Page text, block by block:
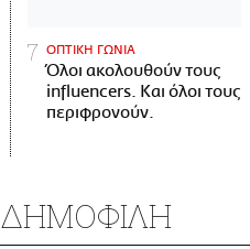
ΟΠΤΙΚΗ ΓΩΝΙΑ
Όλοι ακολουθούν τους
influencers. Και όλοι τους
περιφρονούν.
ΔΗΜΟΦΙΛΗ